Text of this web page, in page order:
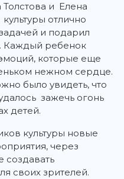
и Елена
отлично
и подарил
Каждый ребенок
которые еще
нежном сердце.
было увидеть, что
зажечь огонь
детей.
культуры новые
через
создавать
своих зрителей.